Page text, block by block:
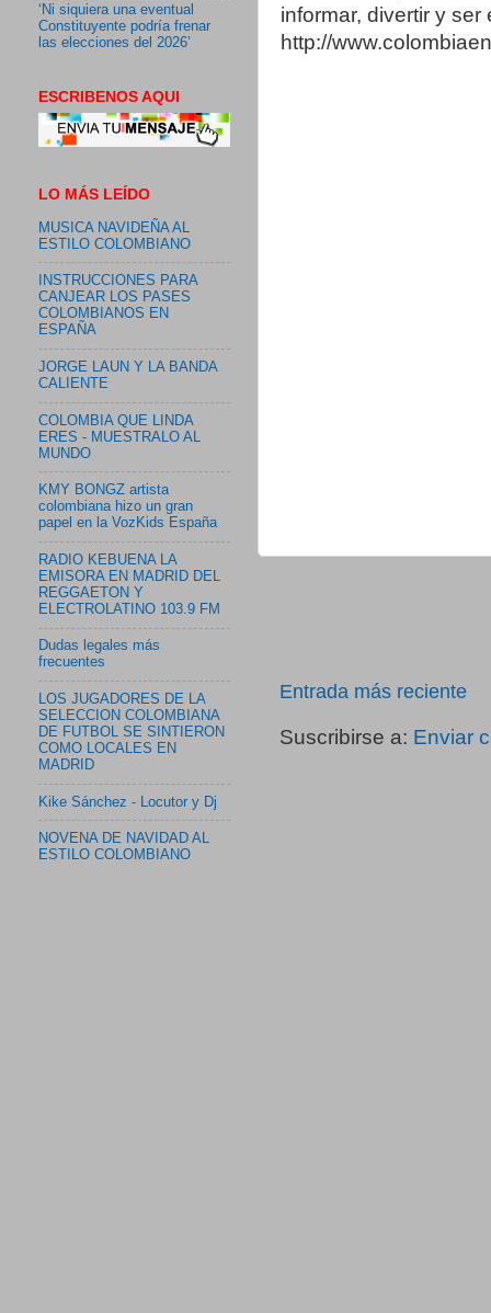
informar, divertir y
http://
Entrada más reciente
Suscribirse a: Enviar
‘Ni siquiera una eventual
Constituyente podría frenar
las elecciones del 2026’
ESCRIBENOS AQUI
LO MÁS LEÍDO
MUSICA NAVIDEÑA AL
ESTILO COLOMBIANO
INSTRUCCIONES PARA
CANJEAR LOS PASES
COLOMBIANOS EN
ESPAÑA
JORGE LAUN Y LA BANDA
CALIENTE
COLOMBIA QUE LINDA
ERES - MUESTRALO AL
MUNDO
KMY BONGZ artista
colombiana hizo un gran
papel en la VozKids España
RADIO KEBUENA LA
EMISORA EN MADRID DEL
REGGAETON Y
ELECTROLATINO 103.9 FM
Dudas legales más
frecuentes
LOS JUGADORES DE LA
SELECCION COLOMBIANA
DE FUTBOL SE SINTIERON
COMO LOCALES EN
MADRID
Kike Sánchez - Locutor y Dj
NOVENA DE NAVIDAD AL
ESTILO COLOMBIANO